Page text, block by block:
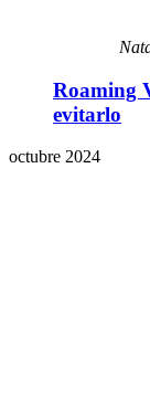
Roaming
evitarlo
octubre 2024